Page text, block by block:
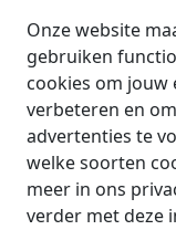
Onze website
gebruiken
cookies om jouw
verbeteren en
advertenties te
welke soorten
meer in ons
verder met deze